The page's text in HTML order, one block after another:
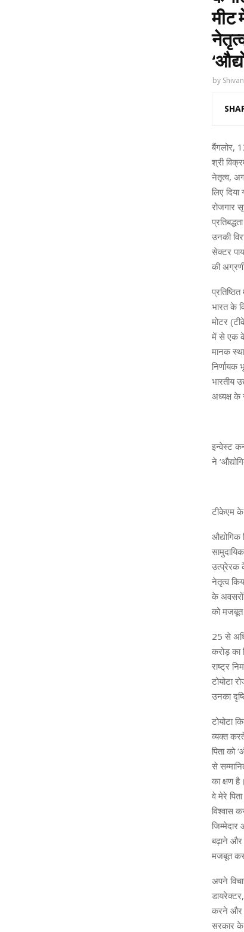
मीट
by
बैंगलोर,
श्री
नेतृत्व,
लिए
रोजगार
उनकी
सेक्टर
की
भारत के
मोटर
में से एक के
मानक
निर्णायक
भारतीय
अध्यक्ष के
इन्वेस्ट
ने
टीकेएम के
औद्योगिक
उत्प्रेरक
नेतृत्व
के अवसरों
को मजबूत
25 से
करोड़ का
राष्ट्र
टोयोटा
उनका
टोयोटा
व्यक्त
पिता को
से
का क्षण
वे मेरे
विश्वास
जिम्मेदार
बढ़ाने और
मजबूत
अपने
करने और
सरकार के